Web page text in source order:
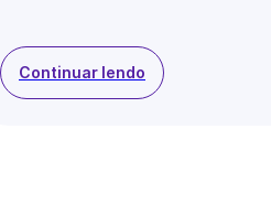
Continuar lendo